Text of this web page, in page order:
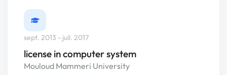
sept. 2013 - juil. 2017
license in computer system
Mouloud Mammeri University